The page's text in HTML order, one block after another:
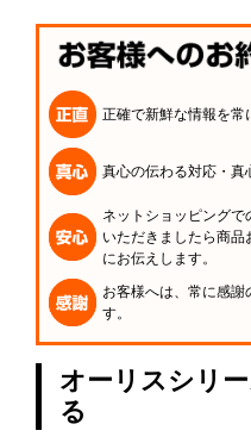
正確で新鮮な情報を常
真心の伝わる対応・真
ネットショッピング
いただきましたら商
にお伝えします。
お客様へは、常に感謝
す。
オーリスシリ
る